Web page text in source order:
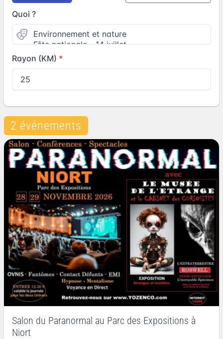
Quoi ?
Rayon (KM)
2 événements
Salon du Paranormal au Parc des Expositions à
Niort